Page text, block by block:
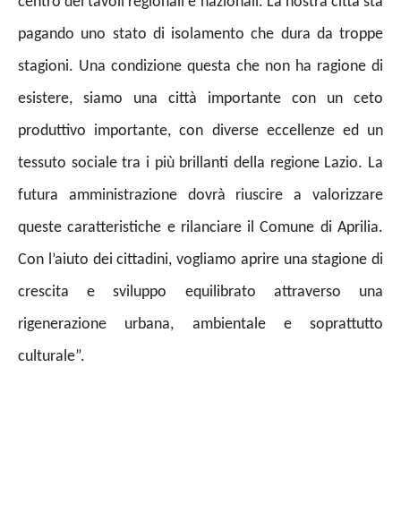
pagando uno stato di isolamento che dura da troppe
stagioni. Una condizione questa che non ha ragione di
esistere, siamo una città importante con un ceto
produttivo importante, con diverse eccellenze ed un
tessuto sociale tra i più brillanti della regione Lazio. La
futura amministrazione dovrà riuscire a valorizzare
queste caratteristiche e rilanciare il Comune di Aprilia.
Con l’aiuto dei cittadini, vogliamo aprire una stagione di
crescita e sviluppo equilibrato attraverso una
rigenerazione urbana, ambientale e soprattutto
culturale”.